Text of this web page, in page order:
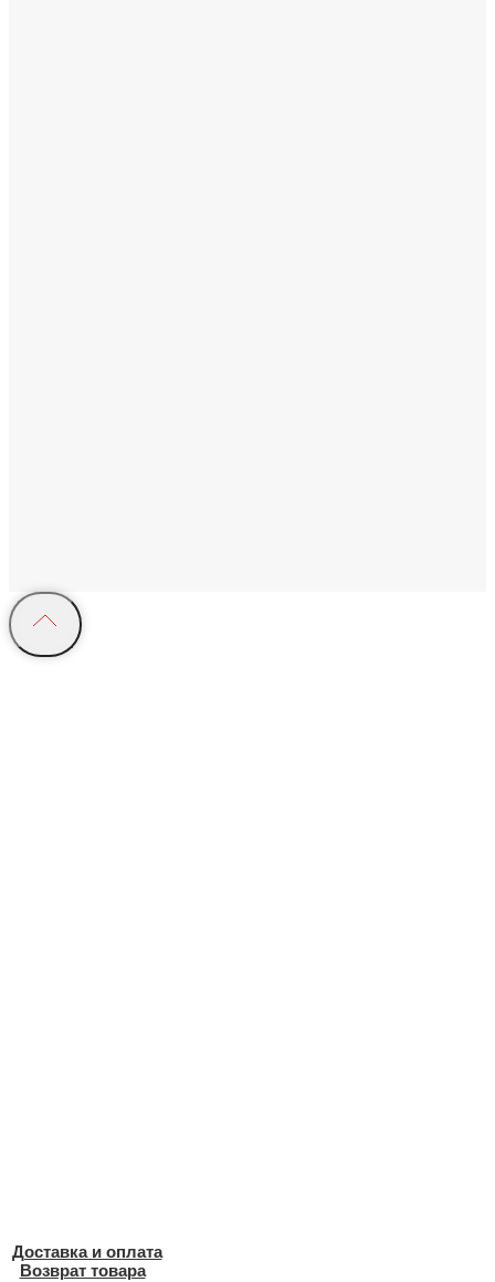
Доставка и оплата
Возврат товара